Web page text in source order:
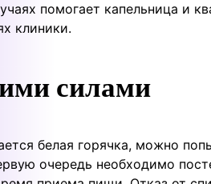
помогает капельница и
клиники.
силами
белая горячка, можно
очередь необходимо